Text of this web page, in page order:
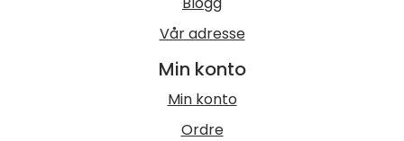
Vår adresse
Min konto
Min konto
Ordre